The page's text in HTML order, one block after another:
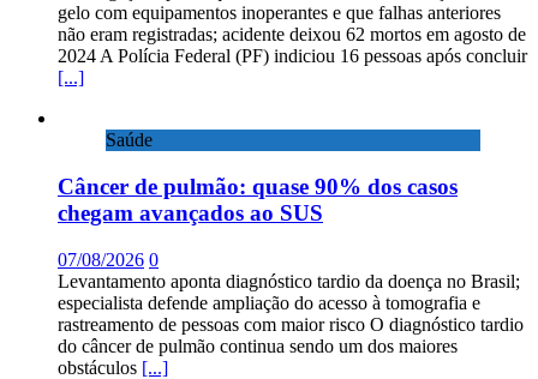
gelo com equipamentos inoperantes e que falhas anteriores
não eram registradas; acidente deixou 62 mortos em agosto de
2024 A Polícia Federal (PF) indiciou 16 pessoas após concluir
[...]
Saúde
Câncer de pulmão: quase 90% dos casos
chegam avançados ao SUS
07/08/2026 0
Levantamento aponta diagnóstico tardio da doença no Brasil;
especialista defende ampliação do acesso à tomografia e
rastreamento de pessoas com maior risco O diagnóstico tardio
do câncer de pulmão continua sendo um dos maiores
obstáculos [...]